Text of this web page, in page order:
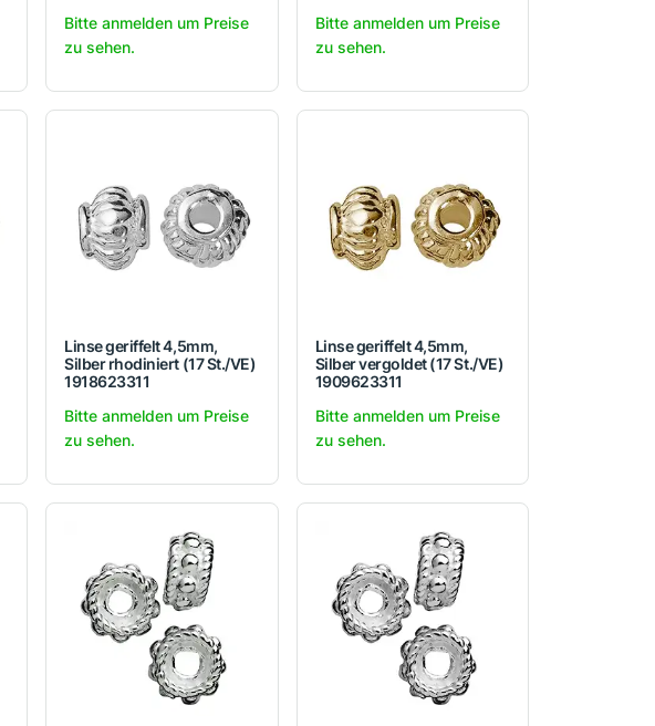
Bitte anmelden um Preise
zu sehen.
Bitte anmelden um Preise
zu sehen.
Linse geriffelt 4,5mm,
Silber rhodiniert (17 St./VE)
1918623311
Bitte anmelden um Preise
zu sehen.
Linse geriffelt 4,5mm,
Silber vergoldet (17 St./VE)
1909623311
Bitte anmelden um Preise
zu sehen.